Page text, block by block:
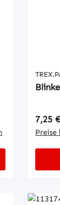
7,25 €
Preise